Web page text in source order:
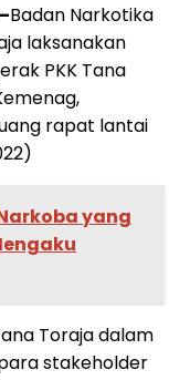
Badan Narkotika
laksanakan
PKK Tana
rapat lantai
yang
Toraja dalam
stakeholder